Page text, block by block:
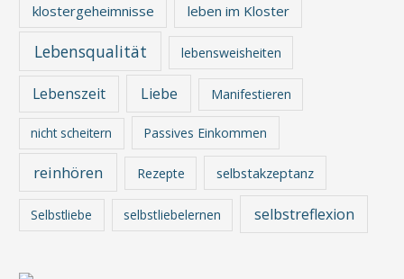
klostergeheimnisse leben im Kloster
Lebensqualität lebensweisheiten
Lebenszeit Liebe Manifestieren
nicht scheitern Passives Einkommen
reinhören Rezepte selbstakzeptanz
Selbstliebe selbstliebelernen selbstreflexion